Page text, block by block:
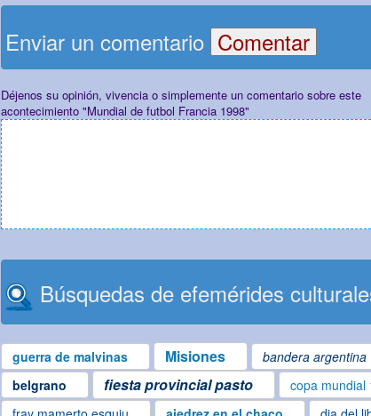
Enviar un comentario
Déjenos su opinión, vivencia o simplemente un comentario sobre este
acontecimiento "Mundial de futbol Francia 1998"
Búsquedas de efemérides
guerra de malvinas Misiones bandera argentina
belgrano
fiesta provincial pasto copa mundial